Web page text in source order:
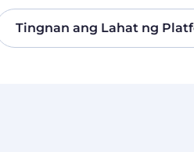
Tingnan ang Lahat ng